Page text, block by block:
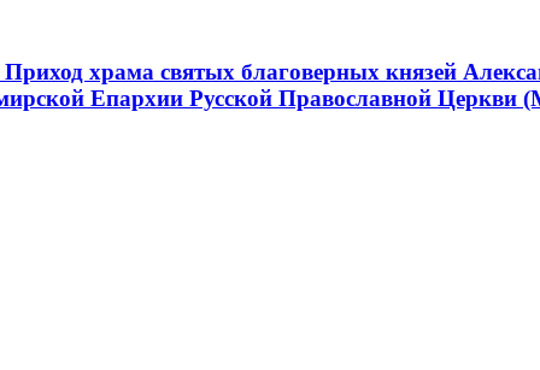
храма святых благоверных князей
Епархии Русской Православной Церкви